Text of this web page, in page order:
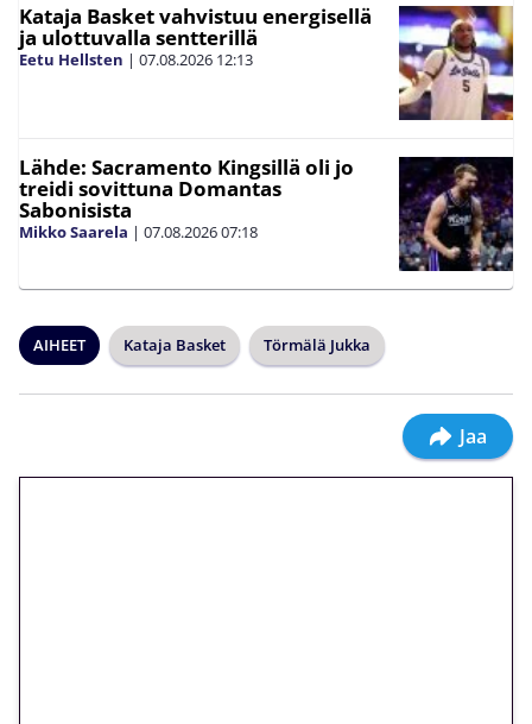
Kataja Basket vahvistuu energisellä
ja ulottuvalla sentterillä
Eetu Hellsten | 07.08.2026 12:13
Lähde: Sacramento Kingsillä oli jo
treidi sovittuna Domantas
Sabonisista
Mikko Saarela | 07.08.202607:18
AIHEET Kataja Basket Törmälä Jukka
Jaa